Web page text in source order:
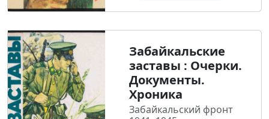
Забайкальские
заставы : Очерки.
Документы.
Хроника
Забайкальский фронт